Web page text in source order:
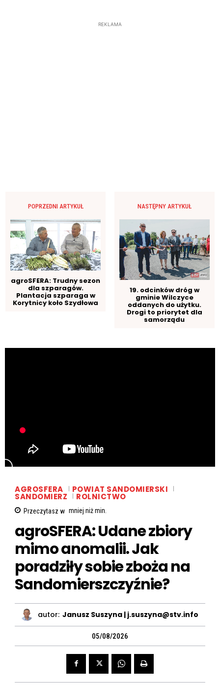
REKLAMA
POPRZEDNI ARTYKUŁ
agroSFERA: Trudny sezon
dla szparagów.
Plantacja szparaga w
Korytnicy koło Szydłowa
NASTĘPNY ARTYKUŁ
19. odcinków dróg w
gminie Wilczyce
oddanych do użytku.
Drogi to priorytet dla
samorządu